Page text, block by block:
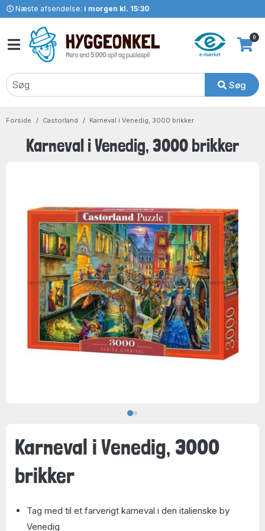
Næste afsendelse: i morgen kl. 15:30
Søg
0
Forside Castorland Karneval i Venedig, 3000 brikker
Karneval i Venedig, 3000 brikker
Karneval i Venedig, 3000
brikker
Tag med til et farverigt karneval i den italienske by
Venedig